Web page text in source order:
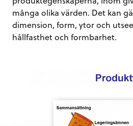
många olika värden. Det kan
dimension, form, ytor och
hållfasthet och formbarhet.